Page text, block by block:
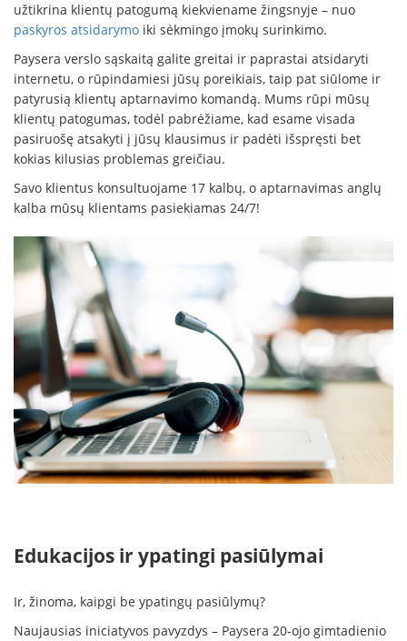
užtikrina klientų patogumą kiekviename žingsnyje – nuo
paskyros atsidarymo iki sėkmingo įmokų surinkimo.
Paysera verslo sąskaitą galite greitai ir paprastai atsidaryti
internetu, o rūpindamiesi jūsų poreikiais, taip pat siūlome ir
patyrusią klientų aptarnavimo komandą. Mums rūpi mūsų
klientų patogumas, todėl pabrėžiame, kad esame visada
pasiruošę atsakyti į jūsų klausimus ir padėti išspręsti bet
kokias kilusias problemas greičiau.
Savo klientus konsultuojame 17 kalbų, o aptarnavimas anglų
kalba mūsų klientams pasiekiamas 24/7!
Edukacijos ir ypatingi pasiūlymai
Ir, žinoma, kaipgi be ypatingų pasiūlymų?
Naujausias iniciatyvos pavyzdys – Paysera 20-ojo gimtadienio